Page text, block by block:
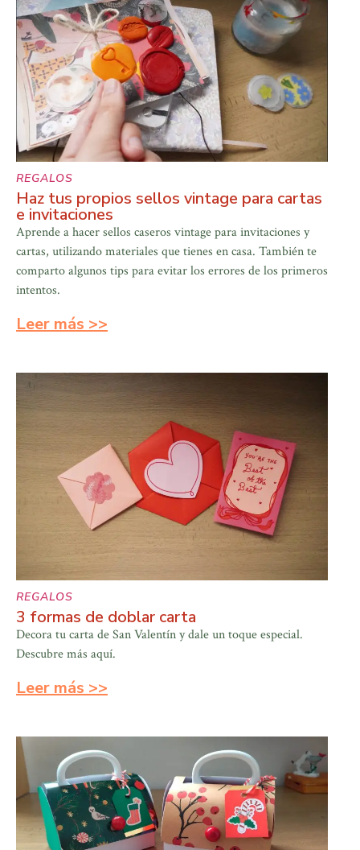
REGALOS
Haz tus propios sellos vintage para cartas
e invitaciones
Aprende a hacer sellos caseros vintage para invitaciones y
cartas, utilizando materiales que tienes en casa. También te
comparto algunos tips para evitar los errores de los primeros
intentos.
Leer más >>
REGALOS
3 formas de doblar carta
Decora tu carta de San Valentín y dale un toque especial.
Descubre más aquí.
Leer más >>